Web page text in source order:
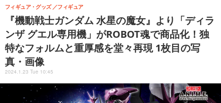
『機動戦士ガンダム 水星の魔女』より「ディラ
ンザ グエル専用機」がROBOT魂で商品化！独
特なフォルムと重厚感を堂々再現 1枚目の写
真・画像
フィギュア・グッズ フィギュア
2024.1.23 Tue 10:45